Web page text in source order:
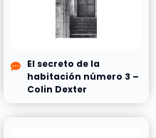
El secreto de la
habitación número 3 –
Colin Dexter